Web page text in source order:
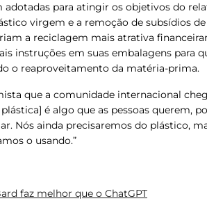
adotadas para atingir os objetivos do
virgem e a remoção de subsídios
a reciclagem mais atrativa
instruções em suas embalagens para
o reaproveitamento da matéria-prima.
que a comunidade internacional
é algo que as pessoas querem,
Nós ainda precisaremos do plástico,
o usando.”
faz melhor que o ChatGPT